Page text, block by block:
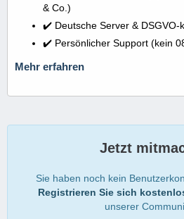
& Co.)
✔️ Deutsche Server & DSGVO-
✔️ Persönlicher Support (kein
Mehr erfahren
Jetzt
Sie haben noch kein
Registrieren Sie sich
unserer